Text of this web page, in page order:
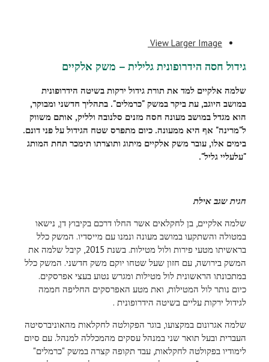
View Larger Image
גידול חסה הידרופונית גלילית – משק אלקיים
שלמה אלקיים למד את תורת גידול ירקות בשיטה הידרופונית
במושב היוגב, עת ביקר במשק "כרמלים". בתהליך חדשני ומבוקר,
הוא מגדל במושב מעונה חסה מזנים סלנובה ולליק, אותם משווק
ל"מרינה" אף היא ממעונה. כיום מתפרס שטח הגידול על פני דונם.
בימים אלו, עובר משק אלקיים מיתוג ותוצרתו תימכר תחת המותג
"עלעליי גליל".
חגית שגב אילת
שלמה אלקיים, בן לחקלאים אשר החלו דרכם בקיבוץ דן, נישאו
במטולה והשתקעו במושב מעונה ונמנו עם מייסדיו. המשק כלל
בראשיתו מטעי פירות ולול מטילות. בשנת 2015, קיבל שלמה את
המשק בירושה, עם חזון שעל שטחו יוקם משק חדשני. המשק כלל
במתכונתו הראשונית לול מטילות ומגרש נטוע בעצי אפרסקים.
כיום נותר לול המטילות, ואת מטע האפרסקים החליפה חממה
לגידול ירקות עליים בשיטה הידרופונית .
שלמה אגרונום במקצועו, בוגר הפקולטה לחקלאות מהאוניברסיטה
העברית ובעל תואר שני במנהל עסקים מהמכללה למנהל. עם סיום
לימודיו בפקולטה לחקלאות, עבד תקופה קצרה במשק "כרמלים"